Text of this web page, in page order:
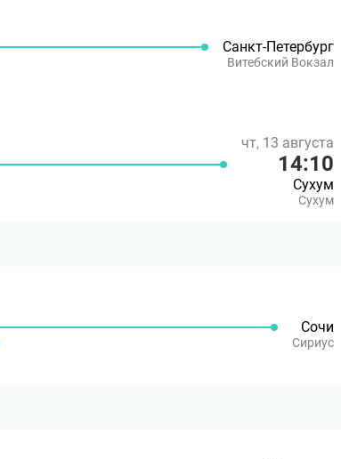
Санкт-Петербург
Витебский Вокзал
чт, 13 августа
14:10
Сухум
Сухум
Сочи
Сириус